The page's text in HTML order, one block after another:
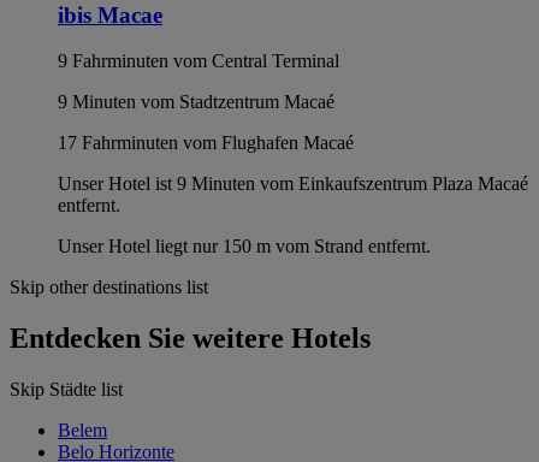
ibis Macae
9 Fahrminuten vom Central Terminal
9 Minuten vom Stadtzentrum Macaé
17 Fahrminuten vom Flughafen Macaé
Unser Hotel ist 9 Minuten vom Einkaufszentrum Plaza Macaé
entfernt.
Unser Hotel liegt nur 150 m vom Strand entfernt.
Skip other destinations list
Entdecken Sie weitere Hotels
Skip Städte list
Belem
Belo Horizonte